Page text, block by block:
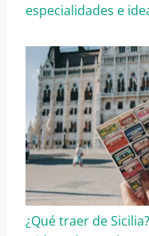
especialidades e
¿Qué traer de